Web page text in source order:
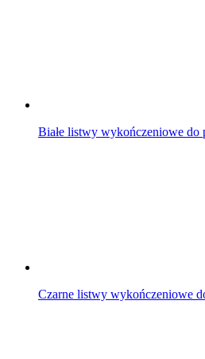
Białe listwy wykończeniowe do
Czarne listwy wykończeniowe